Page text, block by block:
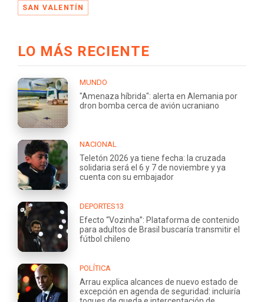
SAN VALENTÍN
LO MÁS RECIENTE
MUNDO
"Amenaza híbrida": alerta en Alemania por
dron bomba cerca de avión ucraniano
NACIONAL
Teletón 2026 ya tiene fecha: la cruzada
solidaria será el 6 y 7 de noviembre y ya
cuenta con su embajador
DEPORTES13
Efecto “Vozinha”: Plataforma de contenido
para adultos de Brasil buscaría transmitir el
fútbol chileno
POLÍTICA
Arrau explica alcances de nuevo estado de
excepción en agenda de seguridad: incluiría